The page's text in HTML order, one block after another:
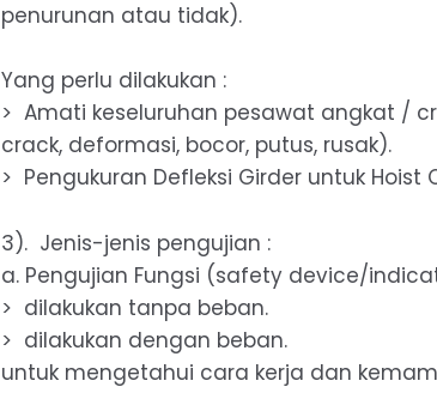
penurunan atau tidak).
Yang perlu dilakukan :
> Amati keseluruhan pesawat angkat /
crack, deformasi, bocor, putus, rusak).
> Pengukuran Defleksi Girder untuk
3). Jenis-jenis pengujian :
a. Pengujian Fungsi (safety device/
> dilakukan tanpa beban.
> dilakukan dengan beban.
untuk mengetahui cara kerja dan